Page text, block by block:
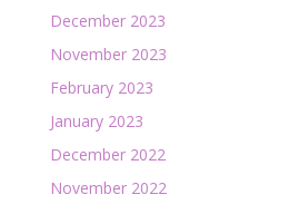
December 2023
November 2023
February 2023
January 2023
December 2022
November 2022